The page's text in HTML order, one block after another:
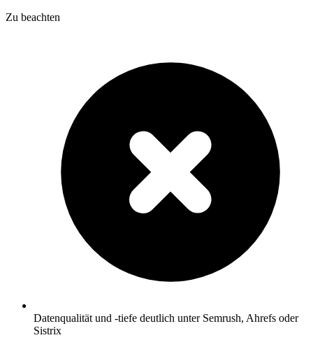
Zu beachten
Datenqualität und -tiefe deutlich unter Semrush, Ahrefs oder
Sistrix